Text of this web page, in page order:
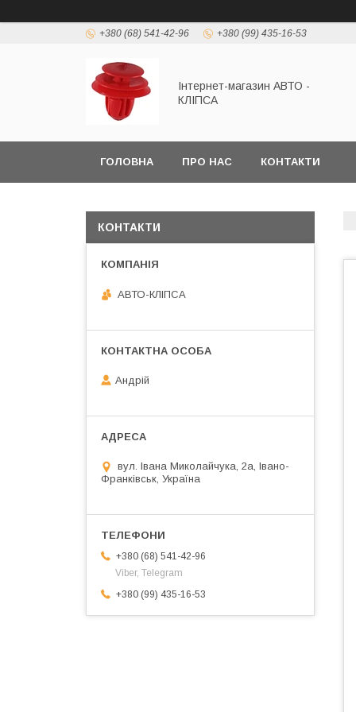
+380 (68) 541-42-96 +380 (99) 435-16-53
Інтернет-магазин АВТО -
КЛІПСА
ГОЛОВНА ПРО НАС КОНТАКТИ
КОНТАКТИ
АВТО-КЛІПСА
Андрій
вул. Івана Миколайчука, 2а, Івано-
Франківськ, Україна
+380 (68) 541-42-96
Viber, Telegram
+380 (99) 435-16-53